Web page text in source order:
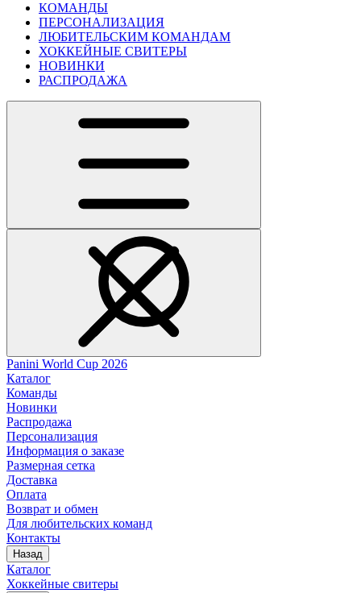
КОМАНДЫ
ПЕРСОНАЛИЗАЦИЯ
ЛЮБИТЕЛЬСКИМ КОМАНДАМ
ХОККЕЙНЫЕ СВИТЕРЫ
НОВИНКИ
РАСПРОДАЖА
Panini World Cup 2026
Каталог
Команды
Новинки
Распродажа
Персонализация
Информация о заказе
Размерная сетка
Доставка
Оплата
Возврат и обмен
Для любительских команд
Контакты
Назад
Каталог
Хоккейные свитеры